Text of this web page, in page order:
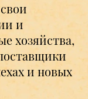
и
хозяйства,
и новых